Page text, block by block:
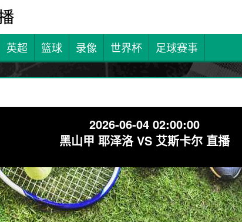
英超 篮球 录像 世界杯 足球赛事
2026-06-04 02:00:00
黑山甲 耶泽洛 VS 艾斯卡尔 直播